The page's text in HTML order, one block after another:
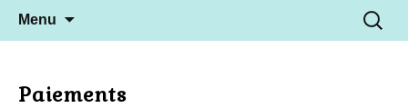
Menu
Paiements